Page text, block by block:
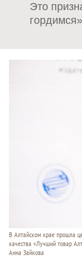
Это
В Алтайском крае прошла
качества «Лучший товар
Анна Зайкова